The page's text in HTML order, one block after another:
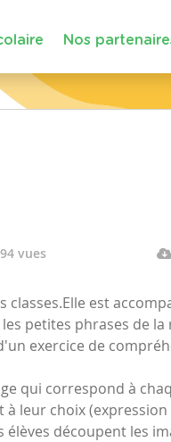
Nos
vues
est
petites phrases de la
exercice de
qui correspond à
leur choix (expression
découpent les